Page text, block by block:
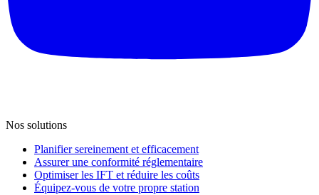
Nos solutions
Planifier sereinement et efficacement
Assurer une conformité réglementaire
Optimiser les IFT et réduire les coûts
Équipez-vous de votre propre station